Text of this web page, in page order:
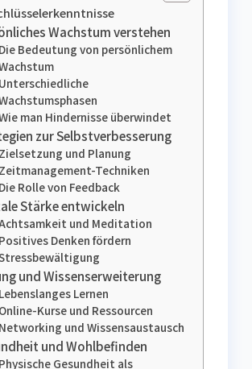
Wachstum verstehen
Die Bedeutung von persönlichem
Unterschiedliche
man Hindernisse überwindet
zur Selbstverbesserung
Zielsetzung und Planung
Zeitmanagement-Techniken
Die Rolle von Feedback
Stärke entwickeln
und Meditation
Positives Denken fördern
und Wissenserweiterung
Lebenslanges Lernen
Online-Kurse und Ressourcen
Networking und Wissensaustausch
und Wohlbefinden
Physische Gesundheit als